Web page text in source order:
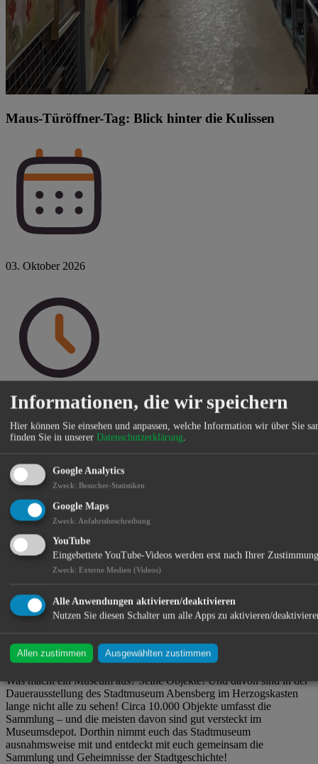
Maus-Türöffner-Tag: Blick hinter die Kulissen
03. Oktober 2026
Sa 10:00 - 11:30 Uhr
Aventinum ・ Osterriedergasse 6 ・ 93326 Abensberg
Stadtmuseum Abensberg
Der Eintritt ist frei
Was macht ein Museum aus? Seine Objekte! Und davon sind in der
Dauerausstellung des Stadtmuseum Abensberg im Herzogskasten
lange nicht alle zu sehen! Circa 10.000 Objekte umfasst die
Sammlung – und die meisten davon sind gut versteckt im
Museumsdepot. Dorthin nimmt euch das Stadtmuseum
ausnahmsweise mit und entdeckt mit euch gemeinsam die
Sammlung und Geheimnisse der Stadtgeschichte!
Informationen, die wir speichern
Hier können Sie einsehen und anpassen, welche Information wir über Sie
finden Sie in unserer Datenschutzerklärung.
Google Analytics
Zweck: Besucher-Statistiken
Google Maps
Zweck: Anfahrtsbeschreibung
YouTube
Eingebettete YouTube-Videos werden erst nach Ihrer
Zweck: Externe Medien (Videos)
Alle Anwendungen aktivieren/deaktivieren
Nutzen Sie diesen Schalter um alle Apps zu aktivieren/
Allen zustimmen Ausgewählten zustimmen